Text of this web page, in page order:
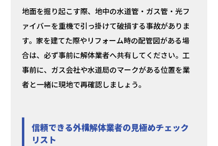
地面を掘り起こす際、地中の水道管・ガス管・光フ
ァイバーを重機で引っ掛けて破損する事故がありま
す。家を建てた際やリフォーム時の配管図がある場
合は、必ず事前に解体業者へ共有してください。工
事前に、ガス会社や水道局のマークがある位置を業
者と一緒に現地で再確認しましょう。
信頼できる外構解体業者の見極めチェック
リスト